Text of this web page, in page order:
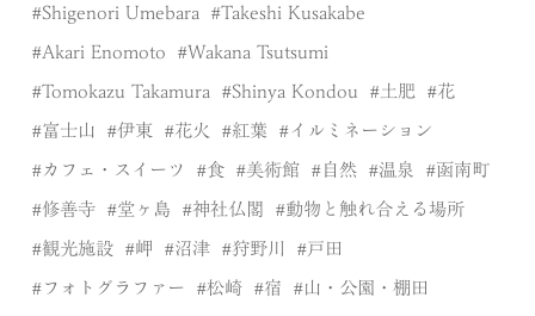
Shigenori Umebara Takeshi Kusakabe
Akari Enomoto Wakana Tsutsumi
Tomokazu Takamura Shinya Kondou 土肥 花
富士山 伊東 花火 紅葉 イルミネーション
カフェ・スイーツ 食 美術館 自然 温泉 函南町
修善寺 堂ヶ島 神社仏閣 動物と触れ合える場所
観光施設 岬 沼津 狩野川 戸田
フォトグラファー 松崎 宿 山・公園・棚田